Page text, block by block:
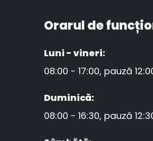
Orarul de
Luni - vineri:
08:00 - 17:00, pauză
Duminică:
08:00 - 16:30, pauză